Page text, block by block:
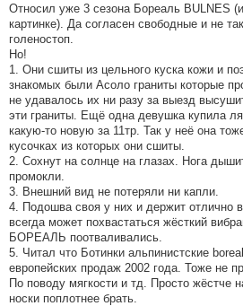
Относил уже 3 сезона Бореаль BULNES
картинке). Да согласен свободные и не
голеностоп.
Но!
1. Они сшиты из цельного куска кожи и
знакомых были Асоло граниты которые
не удавалось их ни разу за выезд
эти граниты. Ещё одна девушка купила
какую-то новую за 11тр. Так у неё она
кусочках из которых они сшиты.
2. Сохнут на солнце на глазах. Нога
промокли.
3. Внешний вид не потеряли ни капли.
4. Подошва своя у них и держит отлично
всегда может похвастаться жёсткий
БОРЕАЛЬ поотваливались.
5. Читал что Ботинки альпинистские
европейских продаж 2002 года. Тоже не
По поводу мягкости и тд. Просто жёстче
носки поплотнее брать.